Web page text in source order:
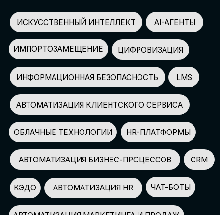
НЕЙРОСЕТИ ДЛЯ БИЗНЕСА
КЭДО АВТОМАТИЗАЦИЯ HR
АВТОМАТИЗАЦИЯ МАРКЕТИНГА И ПРОДАЖ
AI-АССИСТЕНТЫ
ЧАТ-БОТЫ
СПИКЕРОВ
150+
ПАРТНЕРОВ
100+
УЧАСТНИКОВ
2500+